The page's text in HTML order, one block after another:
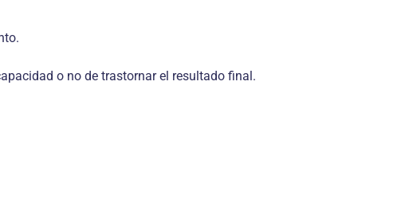
o no de trastornar el resultado final.